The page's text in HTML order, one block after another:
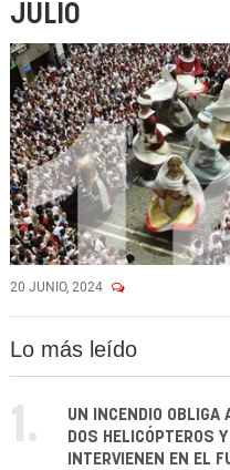
JULIO
20 JUNIO, 2024
Lo más leído
1.
UN INCENDIO OBLIGA
DOS HELICÓPTEROS
INTERVIENEN EN EL